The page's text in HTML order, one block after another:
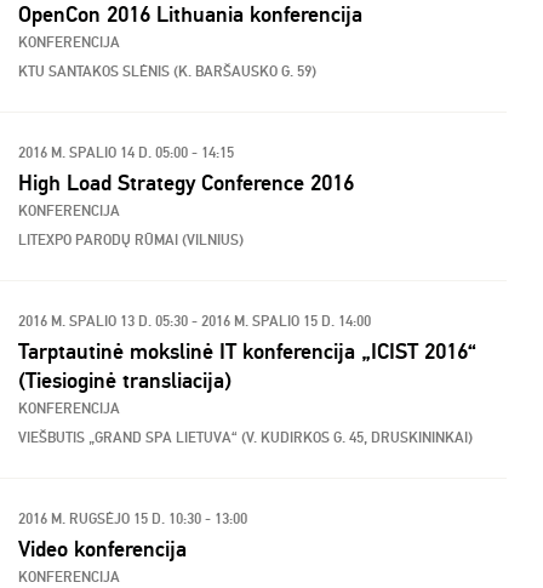
OpenCon 2016 Lithuania konferencija
KONFERENCIJA
KTU SANTAKOS SLĖNIS (K. BARŠAUSKO G. 59)
2016 M. SPALIO 14 D. 05:00 - 14:15
High Load Strategy Conference 2016
KONFERENCIJA
LITEXPO PARODŲ RŪMAI (VILNIUS)
2016 M. SPALIO 13 D. 05:30 - 2016 M. SPALIO 15 D. 14:00
Tarptautinė mokslinė IT konferencija „ICIST 2016“
(Tiesioginė transliacija)
KONFERENCIJA
VIEŠBUTIS „GRAND SPA LIETUVA“ (V. KUDIRKOS G. 45, DRUSKININKAI)
2016 M. RUGSĖJO 15 D. 10:30 - 13:00
Video konferencija
KONFERENCIJA